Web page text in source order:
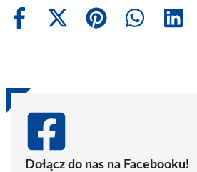
Share
Share
(Twitter)
Share
Share
Share
Dołącz do nas na Facebooku!